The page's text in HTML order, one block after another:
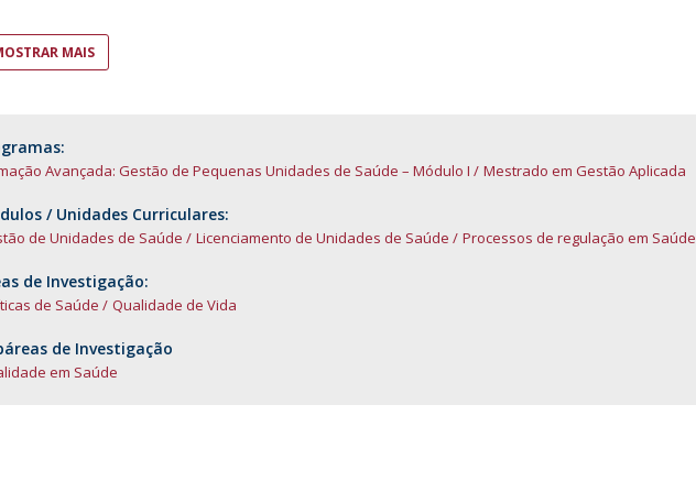
MAIS
Avançada: Gestão de Pequenas Unidades de Saúde – Módulo I Mestrado em Gestão Aplicada
/ Unidades Curriculares:
de Unidades de Saúde Licenciamento de Unidades de Saúde Processos de regulação em Saúde
de Investigação:
de Saúde Qualidade de Vida
de Investigação
em Saúde